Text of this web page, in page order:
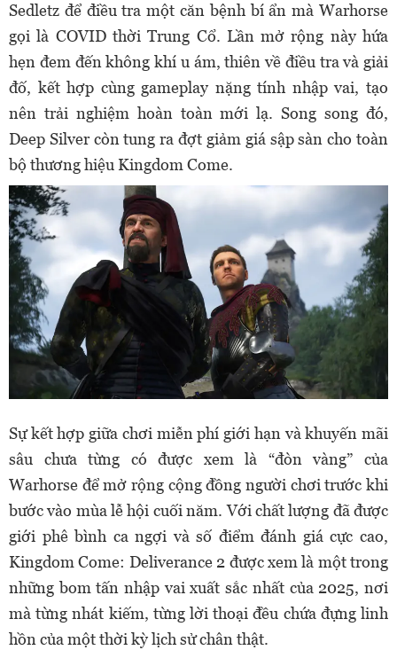
Sedletz để điều tra một căn bệnh bí ẩn mà Warhorse
gọi là COVID thời Trung Cổ. Lần mở rộng này hứa
hẹn đem đến không khí u ám, thiên về điều tra và giải
đố, kết hợp cùng gameplay nặng tính nhập vai, tạo
nên trải nghiệm hoàn toàn mới lạ. Song song đó,
Deep Silver còn tung ra đợt giảm giá sập sàn cho toàn
bộ thương hiệu Kingdom Come.
Sự kết hợp giữa chơi miễn phí giới hạn và khuyến mãi
sâu chưa từng có được xem là “đòn vàng” của
Warhorse để mở rộng cộng đồng người chơi trước khi
bước vào mùa lễ hội cuối năm. Với chất lượng đã được
giới phê bình ca ngợi và số điểm đánh giá cực cao,
Kingdom Come: Deliverance 2 được xem là một trong
những bom tấn nhập vai xuất sắc nhất của 2025, nơi
mà từng nhát kiếm, từng lời thoại đều chứa đựng linh
hồn của một thời kỳ lịch sử chân thật.